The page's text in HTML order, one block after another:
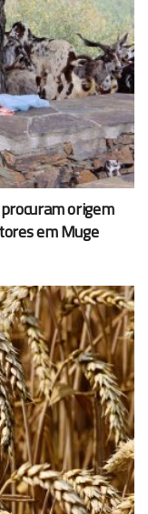
origem
em Muge